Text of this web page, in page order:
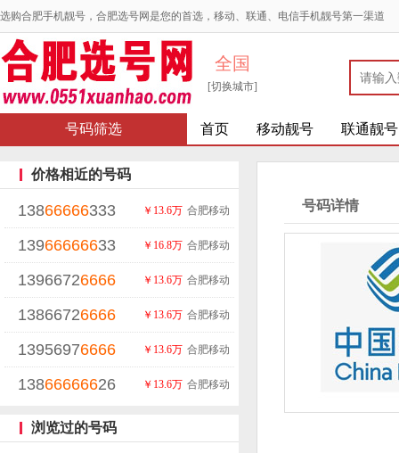
选购合肥手机靓号，合肥选号网是您的首选，移动、联通、电信手机靓号第一渠道
全国
[切换城市]
号码筛选 首页 移动靓号 联通靓号
价格相近的号码
13866666333 合肥移动
￥13.6万
13966666633 合肥移动
￥16.8万
13966726666 合肥移动
￥13.6万
13866726666 合肥移动
￥13.6万
13956976666 合肥移动
￥13.6万
13866666626 合肥移动
￥13.6万
浏览过的号码
号码详情